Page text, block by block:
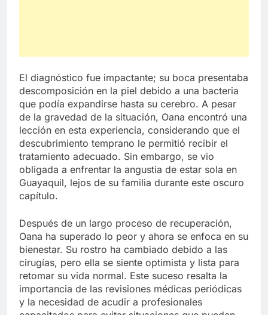
El diagnóstico fue impactante; su boca presentaba
descomposición en la piel debido a una bacteria
que podía expandirse hasta su cerebro. A pesar
de la gravedad de la situación, Oana encontró una
lección en esta experiencia, considerando que el
descubrimiento temprano le permitió recibir el
tratamiento adecuado. Sin embargo, se vio
obligada a enfrentar la angustia de estar sola en
Guayaquil, lejos de su familia durante este oscuro
capítulo.
Después de un largo proceso de recuperación,
Oana ha superado lo peor y ahora se enfoca en su
bienestar. Su rostro ha cambiado debido a las
cirugías, pero ella se siente optimista y lista para
retomar su vida normal. Este suceso resalta la
importancia de las revisiones médicas periódicas
y la necesidad de acudir a profesionales